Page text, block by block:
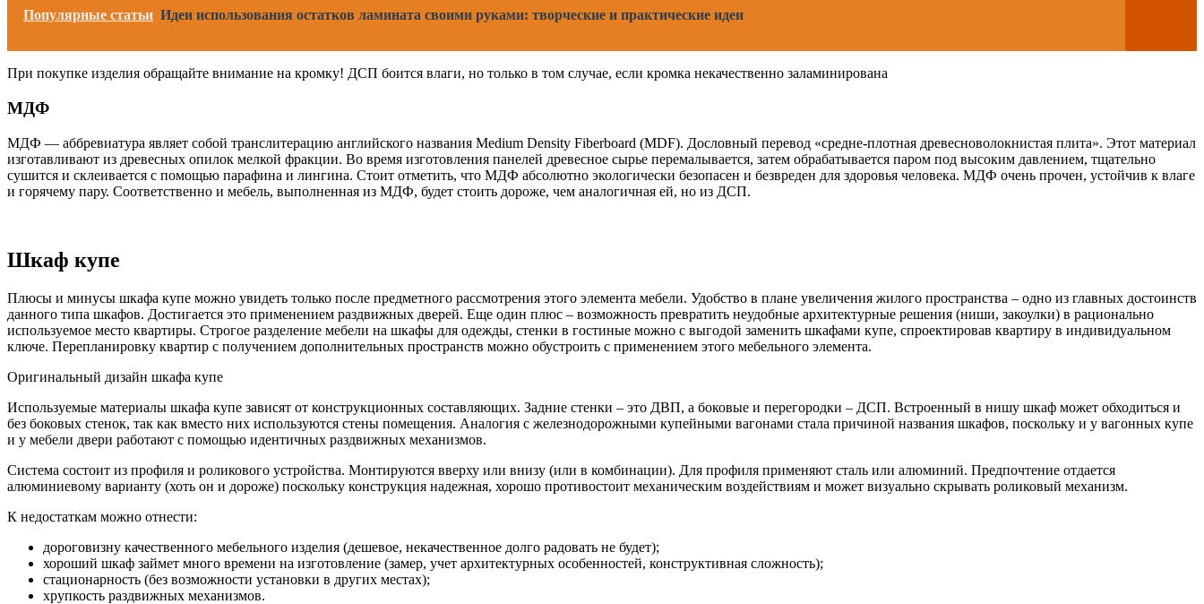
Популярные статьи Идеи использования остатков ламината своими руками: творческие и практические идеи
При покупке изделия обращайте внимание на кромку! ДСП боится влаги, но только в том случае, если кромка некачественно заламинирована
МДФ
МДФ — аббревиатура являет собой транслитерацию английского названия Medium Density Fiberboard (MDF). Дословный перевод «средне-плотная древесноволокнистая плита». Этот материал
изготавливают из древесных опилок мелкой фракции. Во время изготовления панелей древесное сырье перемалывается, затем обрабатывается паром под высоким давлением, тщательно
сушится и склеивается с помощью парафина и лингина. Стоит отметить, что МДФ абсолютно экологически безопасен и безвреден для здоровья человека. МДФ очень прочен, устойчив к влаге
и горячему пару. Соответственно и мебель, выполненная из МДФ, будет стоить дороже, чем аналогичная ей, но из ДСП.
Шкаф купе
Плюсы и минусы шкафа купе можно увидеть только после предметного рассмотрения этого элемента мебели. Удобство в плане увеличения жилого пространства – одно из главных достоинств
данного типа шкафов. Достигается это применением раздвижных дверей. Еще один плюс – возможность превратить неудобные архитектурные решения (ниши, закоулки) в рационально
используемое место квартиры. Строгое разделение мебели на шкафы для одежды, стенки в гостиные можно с выгодой заменить шкафами купе, спроектировав квартиру в индивидуальном
ключе. Перепланировку квартир с получением дополнительных пространств можно обустроить с применением этого мебельного элемента.
Оригинальный дизайн шкафа купе
Используемые материалы шкафа купе зависят от конструкционных составляющих. Задние стенки – это ДВП, а боковые и перегородки – ДСП. Встроенный в нишу шкаф может обходиться и
без боковых стенок, так как вместо них используются стены помещения. Аналогия с железнодорожными купейными вагонами стала причиной названия шкафов, поскольку и у вагонных купе
и у мебели двери работают с помощью идентичных раздвижных механизмов.
Система состоит из профиля и роликового устройства. Монтируются вверху или внизу (или в комбинации). Для профиля применяют сталь или алюминий. Предпочтение отдается
алюминиевому варианту (хоть он и дороже) поскольку конструкция надежная, хорошо противостоит механическим воздействиям и может визуально скрывать роликовый механизм.
К недостаткам можно отнести:
дороговизну качественного мебельного изделия (дешевое, некачественное долго радовать не будет);
хороший шкаф займет много времени на изготовление (замер, учет архитектурных особенностей, конструктивная сложность);
стационарность (без возможности установки в других местах);
хрупкость раздвижных механизмов.